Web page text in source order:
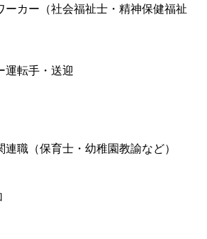
ーカー（社会福祉士・精神保健福祉
運転手・送迎
連職（保育士・幼稚園教諭など）